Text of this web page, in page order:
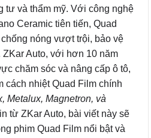
tư và thẩm mỹ. Với công nghệ
Ceramic tiên tiến, Quad
nóng vượt trội, bảo vệ
Auto, với hơn 10 năm
chăm sóc và nâng cấp ô tô,
cách nhiệt Quad Film chính
Metalux, Magnetron, và
từ ZKar Auto, bài viết này sẽ
phim Quad Film nổi bật và